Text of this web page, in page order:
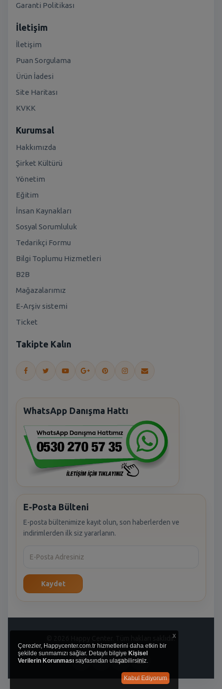
Garanti Politikası
İletişim
İletişim
Puan Sorgulama
Ürün İadesi
Site Haritası
KVKK
Kurumsal
Hakkımızda
Şirket Kültürü
Yönetim
Eğitim
İnsan Kaynakları
Sosyal Sorumluluk
Tedarikçi Formu
Bilgi Toplumu Hizmetleri
B2B
Mağazalarımız
E-Arşiv sistemi
Ticket
Takipte Kalın
WhatsApp Danışma Hattı
E-Posta Bülteni
E-posta bültenimize kayıt olun, son haberlerden ve
indirimlerden ilk siz yararlanın.
Kaydet
© 2026 Happy Center. Tüm hakları saklıdır.
x
Çerezler, Happycenter.com.tr hizmetlerini daha etkin bir
şekilde sunmamızı sağlar. Detaylı bilgiye Kişisel
Verilerin Korunması sayfasından ulaşabilirsiniz.
Kabul Ediyorum